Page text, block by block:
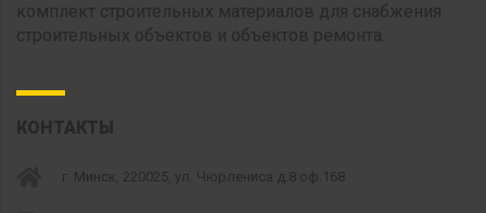
комплект строительных материалов для снабжения
строительных объектов и объектов ремонта.
КОНТАКТЫ
г. Минск, 220025, ул. Чюрлениса д.8 оф.168